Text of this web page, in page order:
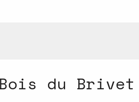
du Brivet